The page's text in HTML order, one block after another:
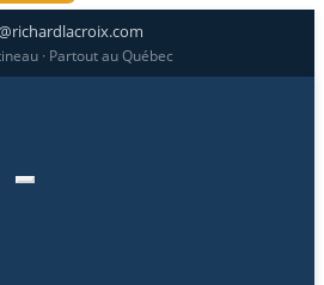
· Partout au Québec